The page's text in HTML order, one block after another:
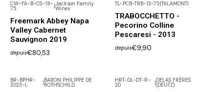
CW-FA-B-CS-19-
75 |Jackson Family
Wines
Freemark Abbey Napa
Valley Cabernet
Sauvignon 2019
depuis€80,53
TL-PCB-TRB-13-75 TALAMONTI
TRABOCCHETTO -
Pecorino Colline
Pescaresi - 2013
depuis€9,90
BR-BPHR-
2023-L |BARON PHILIPPE DE
ROTHSCHILD
HRT-DL-DT-R-
20 |DELAS FRÈRES
(DEUTZ)